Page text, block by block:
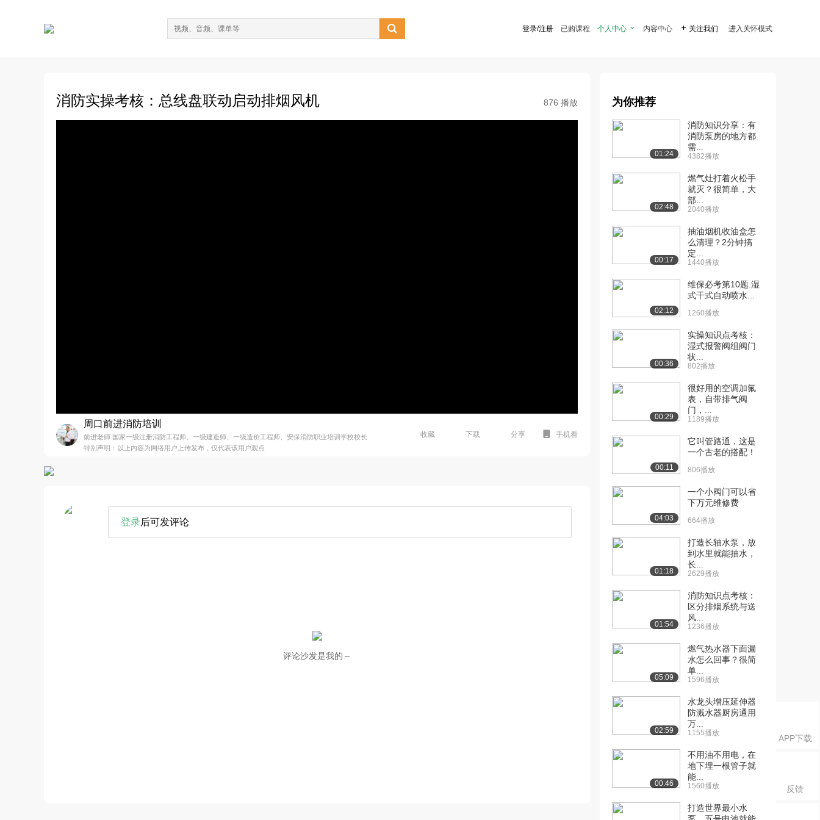
 登录/注册 已购课程 个人中心  内容中心  关注我们 进入关怀模式
APP下载
反馈
消防实操考核：总线盘联动启动排烟风机 876 播放
周口前进消防培训
前进老师 国家一级注册消防工程师、一级建造师、一级造价工程师、安保消防职业培训学校校长
特别声明：以上内容为网络用户上传发布，仅代表该用户观点
收藏 下载 分享 手机看
登录后可发评论
评论沙发是我的～
为你推荐
01:24
消防知识分享：有
消防泵房的地方都
需...
4382播放
02:48
燃气灶打着火松手
就灭？很简单，大
部...
2040播放
00:17
抽油烟机收油盒怎
么清理？2分钟搞
定...
1440播放
02:12
维保必考第10题.湿
式干式自动喷水...
1260播放
00:36
实操知识点考核：
湿式报警阀组阀门
状...
802播放
00:29
很好用的空调加氟
表，自带排气阀
门，...
1189播放
00:11
它叫管路通，这是
一个古老的搭配！
806播放
04:03
一个小阀门可以省
下万元维修费
664播放
01:18
打造长轴水泵，放
到水里就能抽水，
长...
2629播放
01:54
消防知识点考核：
区分排烟系统与送
风...
1236播放
05:09
燃气热水器下面漏
水怎么回事？很简
单...
1596播放
02:59
水龙头增压延伸器
防溅水器厨房通用
万...
1155播放
00:46
不用油不用电，在
地下埋一根管子就
能...
1560播放
打造世界最小水